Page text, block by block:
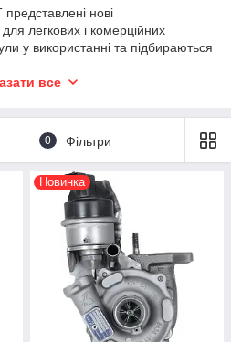
нові
легкових і комерційних
у використанні та підбираються
модифікацію агрегату, тип
виробника, наявність,
та гарантійні умови
Новою поштою по всій Україні. У
сервісу TURBO EXPERT за
47Б.
турбіни - ми перевіримо
доступні варіанти.
все
0 Фільтри
Новинка